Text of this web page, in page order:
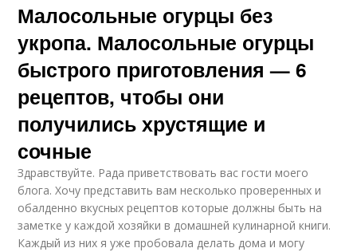
Огурцы в пакете Огурцы в банке
Огурцы по
старинному рецепту
Огурцы с горчицей
Огурцы с уксусом
укропом
Малосольные огурцы без
укропа. Малосольные огурцы
быстрого приготовления — 6
рецептов, чтобы они
получились хрустящие и
сочные
Здравствуйте. Рада приветствовать вас гости моего
блога. Хочу представить вам несколько проверенных и
обалденно вкусных рецептов которые должны быть на
заметке у каждой хозяйки в домашней кулинарной книги.
Каждый из них я уже пробовала делать дома и могу